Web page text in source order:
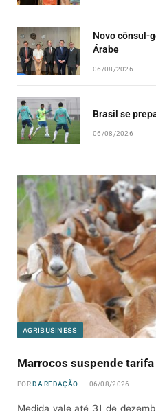
Novo cônsul-
Árabe
06/08/2026
Brasil se
06/08/2026
AGRIBUSINESS
Marrocos suspende
POR DA REDAÇÃO 06/08/2026
Medida vale até 31 de